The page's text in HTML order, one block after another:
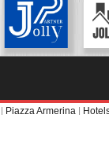
Piazza Armerina |